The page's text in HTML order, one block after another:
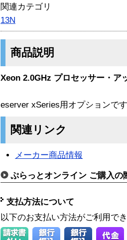
関連カテゴリ
13N
商品説明
Xeon 2.0GHz プロセッサー・ア
eserver xSeries用オプションで
関連リンク
メーカー商品情報
ぷらっとオンライン ご購入の
支払方法について
以下のお支払い方法がご利用で